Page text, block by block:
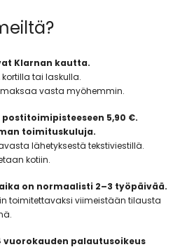
Klarnan kautta.
tai laskulla.
vasta myöhemmin.
5,90 €.
toimituskuluja.
lähetyksestä tekstiviestillä.
kotiin.
on normaalisti 2–3 työpäivää.
toimitettavaksi viimeistään tilausta
vuorokauden palautusoikeus